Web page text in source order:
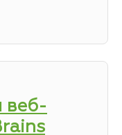
веб-